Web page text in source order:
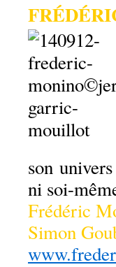
son
ni soi-
Frédéric
Simon